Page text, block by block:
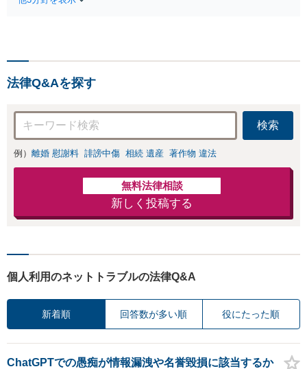
お店の風評被害対
応可：開示請求の
意見照会が来たと
きの対処法、被害
者との示談交渉
法律Q&Aを探す
検索
例） 離婚 慰謝料 誹謗中傷 相続 遺産 著作物 違法
無料法律相談
新しく投稿する
個人利用のネットトラブルの法律Q&A
新着順 回答数が多い順 役にたった順
ChatGPTでの愚痴が情報漏洩や名誉毀損に該当するか